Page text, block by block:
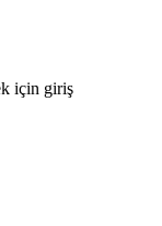
için giriş